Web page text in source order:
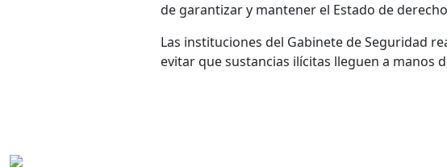
de garantizar y mantener el Estado de
Las instituciones del Gabinete de Seguridad
evitar que sustancias ilícitas lleguen a manos